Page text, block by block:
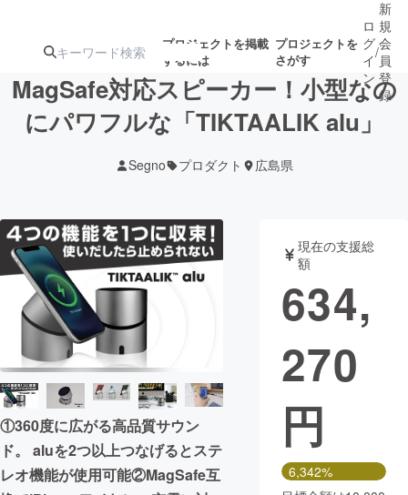
プロジェクトを掲載
するには
プロジェクトを
さがす
注目の新着プロ
ジェクト
募集終了が近いプ
ロジェクト
アート・写真 音楽
テクノロジー・ガジェット ゲーム・サ
映像・映画
ビジネス・起業
まちづくり・地域活性化
ロ
グ
イ
ン
/
新
規
会
員
登
録
MagSafe対応スピーカー！小型なの
にパワフルな「TIKTAALIK alu」
Segno プロダクト 広島県
①360度に広がる高品質サウン
ド。 aluを2つ以上つなげるとステ
レオ機能が使用可能②MagSafe互
現在の支援総
額
634,
270
円
6,342%